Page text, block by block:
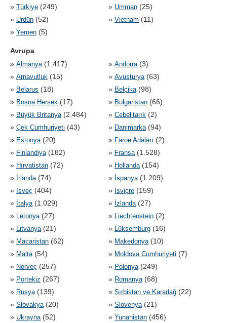
» Türkiye (249) » Umman (25)
» Ürdün (52) » Vietnam (11)
» Yemen (5)
Avrupa
» Almanya (1.417) » Andorra (3)
» Arnavutluk (15) » Avusturya (63)
» Belarus (18) » Belçika (98)
» Bosna Hersek (17) » Bulgaristan (66)
» Büyük Britanya (2.484) » Cebelitarık (2)
» Çek Cumhuriyeti (43) » Danimarka (94)
» Estonya (20) » Faroe Adaları (2)
» Finlandiya (182) » Fransa (1.528)
» Hırvatistan (72) » Hollanda (154)
» İrlanda (74) » İspanya (1.209)
» Isveç (404) » Isviçre (159)
» İtalya (1.029) » İzlanda (27)
» Letonya (27) » Liechtenstein (2)
» Litvanya (21) » Lüksemburg (16)
» Macaristan (62) » Makedonya (10)
» Malta (54) » Moldova Cumhuriyeti (7)
» Norveç (257) » Polonya (249)
» Portekiz (267) » Romanya (68)
» Rusya (139) » Sırbistan ve Karadağ (22)
» Slovakya (20) » Slovenya (21)
» Ukrayna (52) » Yunanistan (456)